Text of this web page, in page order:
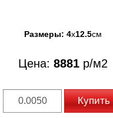
Размеры: 4x12.5см
Цена: 8881 р/м2
Купить